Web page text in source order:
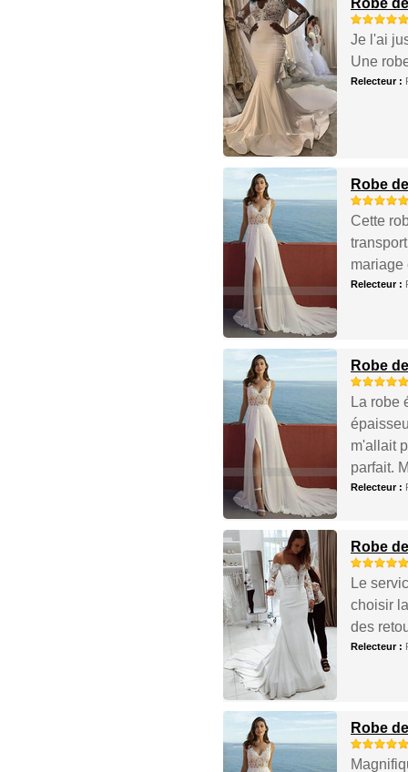
Je l'ai
Une
Relecteur :
Robe
Cette
mariage
Relecteur :
Robe
La robe
m'allait
parfait.
Relecteur :
Robe
Le
choisir
des
Relecteur :
Robe